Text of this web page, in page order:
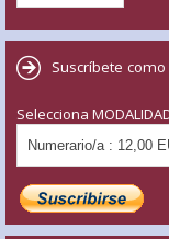
Suscríbete como
Selecciona